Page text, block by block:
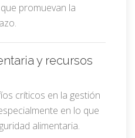
promuevan la
y recursos
críticos en la gestión
en lo que
alimentaria.